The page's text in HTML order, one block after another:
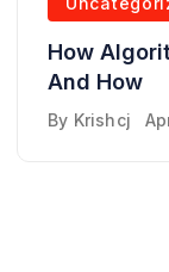
How
And How
By Krishcj